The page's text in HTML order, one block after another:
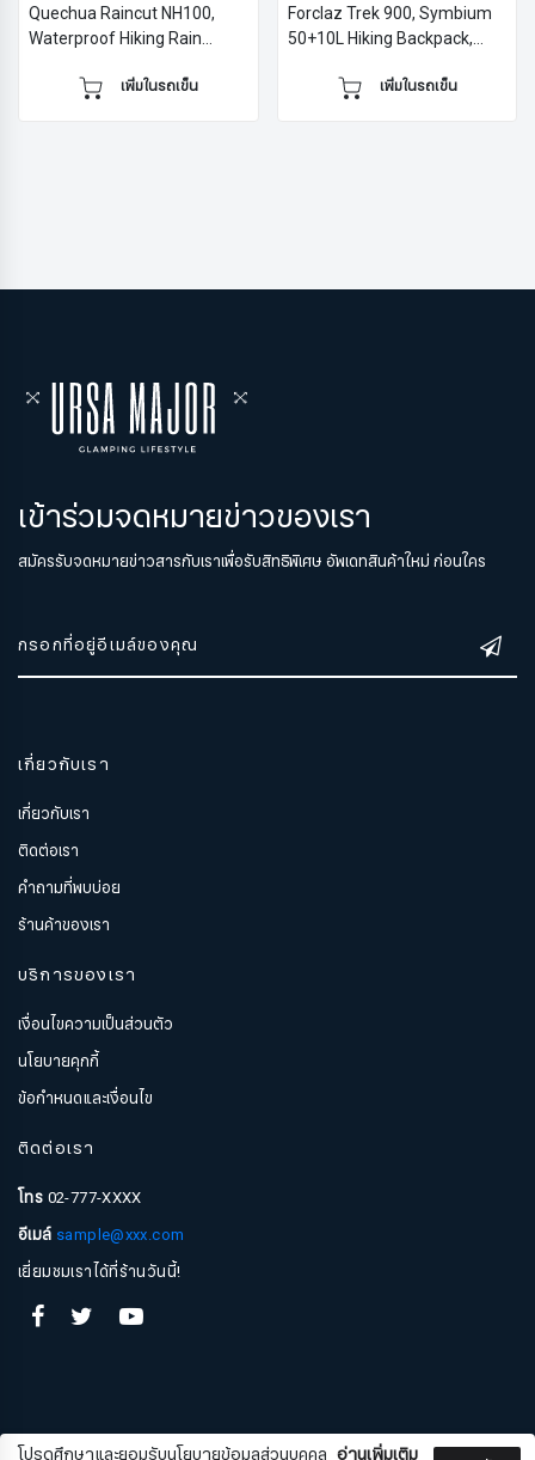
โปรดศึกษาและยอมรับนโยบายข้อมูลส่วนบุคคล อ่านเพิ่มเติม
Quechua Raincut NH100,
Waterproof Hiking Rain
เพิ่มในรถเข็น
Forclaz Trek 900, Symbium
50+10L Hiking Backpack,
เพิ่มในรถเข็น
เข้าร่วมจดหมายข่าวของเรา
สมัครรับจดหมายข่าวสารกับเราเพื่อรับสิทธิพิเศษ อัพเดทสินค้าใหม่ ก่อนใคร
เกี่ยวกับเรา
เกี่ยวกับเรา
ติดต่อเรา
คำถามที่พบบ่อย
ร้านค้าของเรา
บริการของเรา
เงื่อนไขความเป็นส่วนตัว
นโยบายคุกกี้
ข้อกำหนดและเงื่อนไข
ติดต่อเรา
โทร 02-777-XXXX
อีเมล์ sample@xxx.com
เยี่ยมชมเราได้ที่ร้านวันนี้!
สมัครรับจดหมายข่าว
ชื่อ
นามสกุล